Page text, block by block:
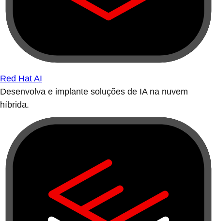
Red Hat AI
Desenvolva e implante soluções de IA na nuvem
híbrida.